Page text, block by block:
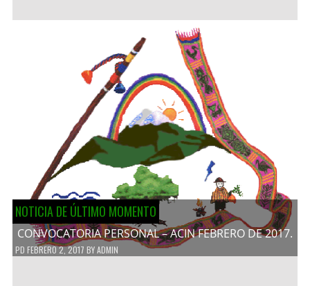
NOTICIA DE ÚLTIMO MOMENTO
CONVOCATORIA PERSONAL – ACIN FEBRERO DE 2017.
PD FEBRERO 2, 2017 BYADMIN